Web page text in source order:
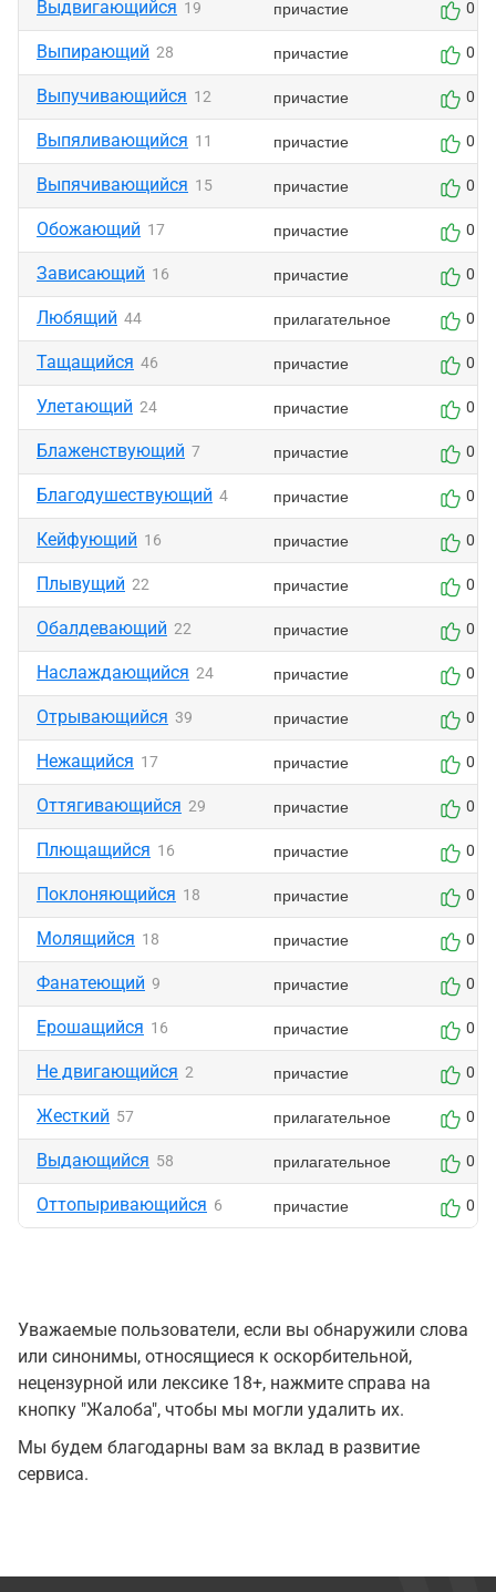
Выдвигающийся 19 причастие 0
Выпирающий 28 причастие 0
Выпучивающийся 12 причастие 0
Выпяливающийся 11 причастие 0
Выпячивающийся 15 причастие 0
Обожающий 17 причастие 0
Зависающий 16 причастие 0
Любящий 44 прилагательное 0
Тащащийся 46 причастие 0
Улетающий 24 причастие 0
Блаженствующий 7 причастие 0
Благодушествующий 4 причастие 0
Кейфующий 16 причастие 0
Плывущий 22 причастие 0
Обалдевающий 22 причастие 0
Наслаждающийся 24 причастие 0
Отрывающийся 39 причастие 0
Нежащийся 17 причастие 0
Оттягивающийся 29 причастие 0
Плющащийся 16 причастие 0
Поклоняющийся 18 причастие 0
Молящийся 18 причастие 0
Фанатеющий 9 причастие 0
Ерошащийся 16 причастие 0
Не двигающийся 2 причастие 0
Жесткий 57 прилагательное 0
Выдающийся 58 прилагательное 0
Оттопыривающийся 6 причастие 0
Уважаемые пользователи, если вы обнаружили слова
или синонимы, относящиеся к оскорбительной,
нецензурной или лексике 18+, нажмите справа на
кнопку "Жалоба", чтобы мы могли удалить их.
Мы будем благодарны вам за вклад в развитие
сервиса.